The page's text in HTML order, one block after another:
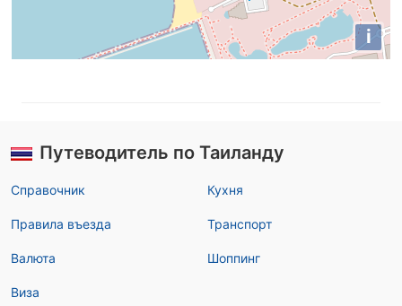
i
Путеводитель по Таиланду
Справочник
Правила въезда
Валюта
Виза
Кухня
Транспорт
Шоппинг